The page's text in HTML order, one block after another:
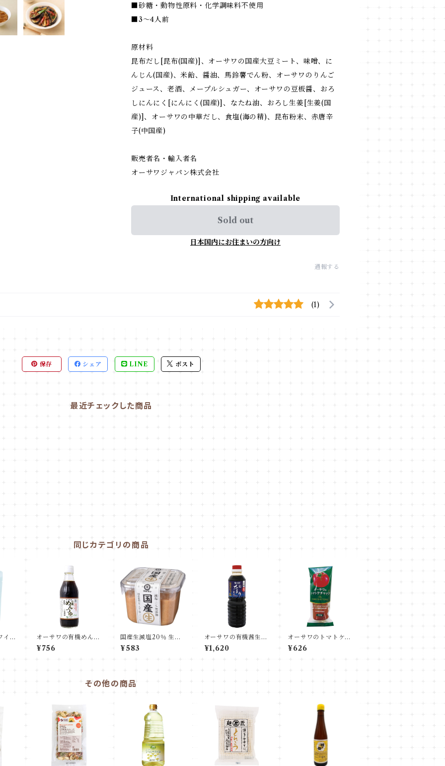
■砂糖・動物性原料・化学調味料不使用
■3～4人前
原材料
昆布だし[昆布(国産)]、オーサワの国産大豆ミート、味噌、に
んじん(国産)、米飴、醤油、馬鈴薯でん粉、オーサワのりんご
ジュース、老酒、メープルシュガー、オーサワの豆板醤、おろ
しにんにく[にんにく(国産)]、なたね油、おろし生姜[生姜(国
産)]、オーサワの中華だし、食塩(海の精)、昆布粉末、赤唐辛
子(中国産)
販売者名・輸入者名
オーサワジャパン株式会社
International shipping available
Sold out
日本国内にお住まいの方向け
通報する
(1)
保存 シェア LINE ポスト
最近チェックした商品
同じカテゴリの商品
イト
オーサワの有機めんつ
ゆ
¥756
国産生減塩20％ 生み
そ
¥583
オーサワの有機茜生た
まり醤油（グルテンフ
リー）
¥1,620
オーサワのトマトケチ
ャップ(有機トマト使
用)
¥626
その他の商品